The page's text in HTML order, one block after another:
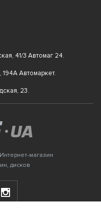
41/3 Автомаг 24.
194А Автомаркет.
23.
магазин
дисков